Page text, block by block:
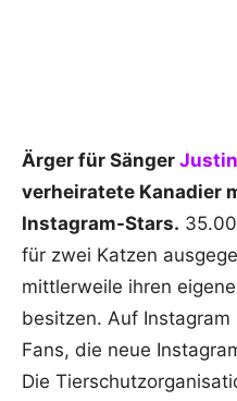
Ärger für Sänger
verheiratete Kanadier
Instagram-Stars.
für zwei Katzen
mittlerweile ihren
besitzen. Auf
Fans, die neue
Die